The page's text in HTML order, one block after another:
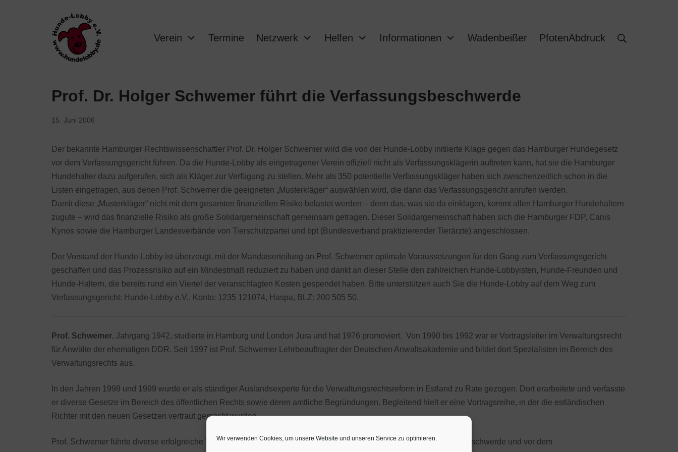
Wir verwenden Cookies, um unsere Website und unseren Service zu optimieren.
Verein Termine Netzwerk Helfen Informationen Wadenbeißer PfotenAbdruck
Prof. Dr. Holger Schwemer führt die Verfassungsbeschwerde
15. Juni 2006
Der bekannte Hamburger Rechtswissenschaftler Prof. Dr. Holger Schwemer wird die von der Hunde-Lobby initiierte Klage gegen das Hamburger Hundegesetz
vor dem Verfassungsgericht führen. Da die Hunde-Lobby als eingetragener Verein offiziell nicht als Verfassungsklägerin auftreten kann, hat sie die Hamburger
Hundehalter dazu aufgerufen, sich als Kläger zur Verfügung zu stellen. Mehr als 350 potentielle Verfassungskläger haben sich zwischenzeitlich schon in die
Listen eingetragen, aus denen Prof. Schwemer die geeigneten „Musterkläger“ auswählen wird, die dann das Verfassungsgericht anrufen werden.
Damit diese „Musterkläger“ nicht mit dem gesamten finanziellen Risiko belastet werden – denn das, was sie da einklagen, kommt allen Hamburger Hundehaltern
zugute – wird das finanzielle Risiko als große Solidargemeinschaft gemeinsam getragen. Dieser Solidargemeinschaft haben sich die Hamburger FDP, Canis
Kynos sowie die Hamburger Landesverbände von Tierschutzpartei und bpt (Bundesverband praktizierender Tierärzte) angeschlossen.
Der Vorstand der Hunde-Lobby ist überzeugt, mit der Mandatserteilung an Prof. Schwemer optimale Voraussetzungen für den Gang zum Verfassungsgericht
geschaffen und das Prozessrisiko auf ein Mindestmaß reduziert zu haben und dankt an dieser Stelle den zahlreichen Hunde-Lobbyisten, Hunde-Freunden und
Hunde-Haltern, die bereits rund ein Viertel der veranschlagten Kosten gespendet haben. Bitte unterstützen auch Sie die Hunde-Lobby auf dem Weg zum
Verfassungsgericht: Hunde-Lobby e.V., Konto: 1235 121074, Haspa, BLZ: 200 505 50.
Prof. Schwemer, Jahrgang 1942, studierte in Hamburg und London Jura und hat 1976 promoviert. Von 1990 bis 1992 war er Vortragsleiter im Verwaltungsrecht
für Anwälte der ehemaligen DDR. Seit 1997 ist Prof. Schwemer Lehrbeauftragter der Deutschen Anwaltsakademie und bildet dort Spezialisten im Bereich des
Verwaltungsrechts aus.
In den Jahren 1998 und 1999 wurde er als ständiger Auslandsexperte für die Verwaltungsrechtsreform in Estland zu Rate gezogen. Dort erarbeitete und verfasste
er diverse Gesetze im Bereich des öffentlichen Rechts sowie deren amtliche Begründungen. Begleitend hielt er eine Vortragsreihe, in der die estländischen
Richter mit den neuen Gesetzen vertraut gemacht wurden.
Prof. Schwemer führte diverse erfolgreiche Verfahren vor dem Bundesverfassungsgericht im Wege der Verfassungsbeschwerde und vor dem